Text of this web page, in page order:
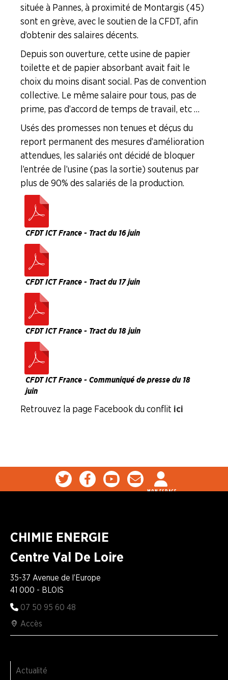
AGENDA
Pourquoi
adhérer ?
située à Pannes, à proximité de Montargis (45)
sont en grève, avec le soutien de la CFDT, afin
d’obtenir des salaires décents.
Depuis son ouverture, cette usine de papier
toilette et de papier absorbant avait fait le
choix du moins disant social. Pas de convention
collective. Le même salaire pour tous, pas de
prime, pas d’accord de temps de travail, etc …
Usés des promesses non tenues et déçus du
report permanent des mesures d’amélioration
attendues, les salariés ont décidé de bloquer
l’entrée de l’usine (pas la sortie) soutenus par
plus de 90 % des salariés de la production.
CFDT ICT France - Tract du 16 juin
CFDT ICT France - Tract du 17 juin
CFDT ICT France - Tract du 18 juin
CFDT ICT France - Communiqué de presse du 18
juin
Retrouvez la page Facebook du conflit ici
MON ESPACE
CHIMIE ENERGIE
Centre Val De Loire
35-37 Avenue de l’Europe
41 000 - BLOIS
07 50 95 60 48
Accès
Actualité